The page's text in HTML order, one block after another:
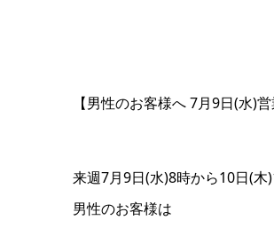
【男性のお客様へ 7月9日(水)
来週7月9日(水)8時から10日(木
男性のお客様は